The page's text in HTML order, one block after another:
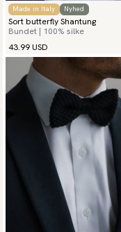
Made in Italy Nyhed
Sort butterfly Shantung
Bundet | 100% silke
43.99 USD